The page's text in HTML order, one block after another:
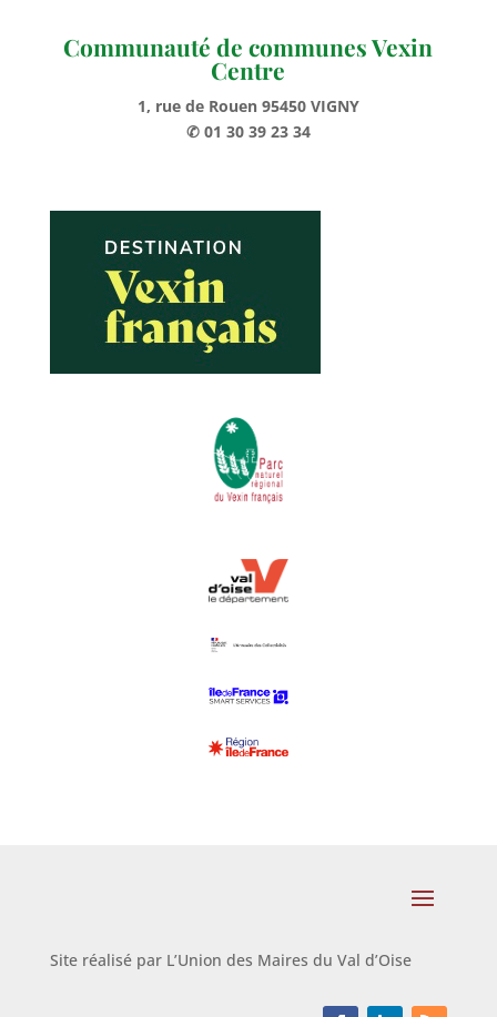
Communauté de communes Vexin
Centre
1, rue de Rouen 95450 VIGNY
✆ 01 30 39 23 34
Site réalisé par L’Union des Maires du Val d’Oise